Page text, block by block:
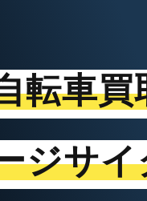
転車買
ジサイ